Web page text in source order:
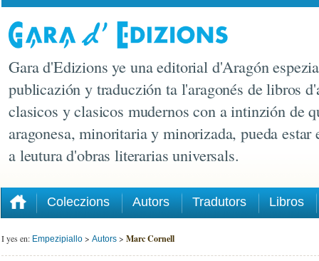
Gara d'Edizions ye una editorial d'Aragón
publicazión y traduczión ta l'aragonés de libros
clasicos y clasicos mudernos con a intinzión de
aragonesa, minoritaria y minorizada, pueda estar
a leutura d'obras literarias universals.
Coleczions Autors Tradutors Libros
I yes en: Empezipiallo > Autors > Marc Cornell